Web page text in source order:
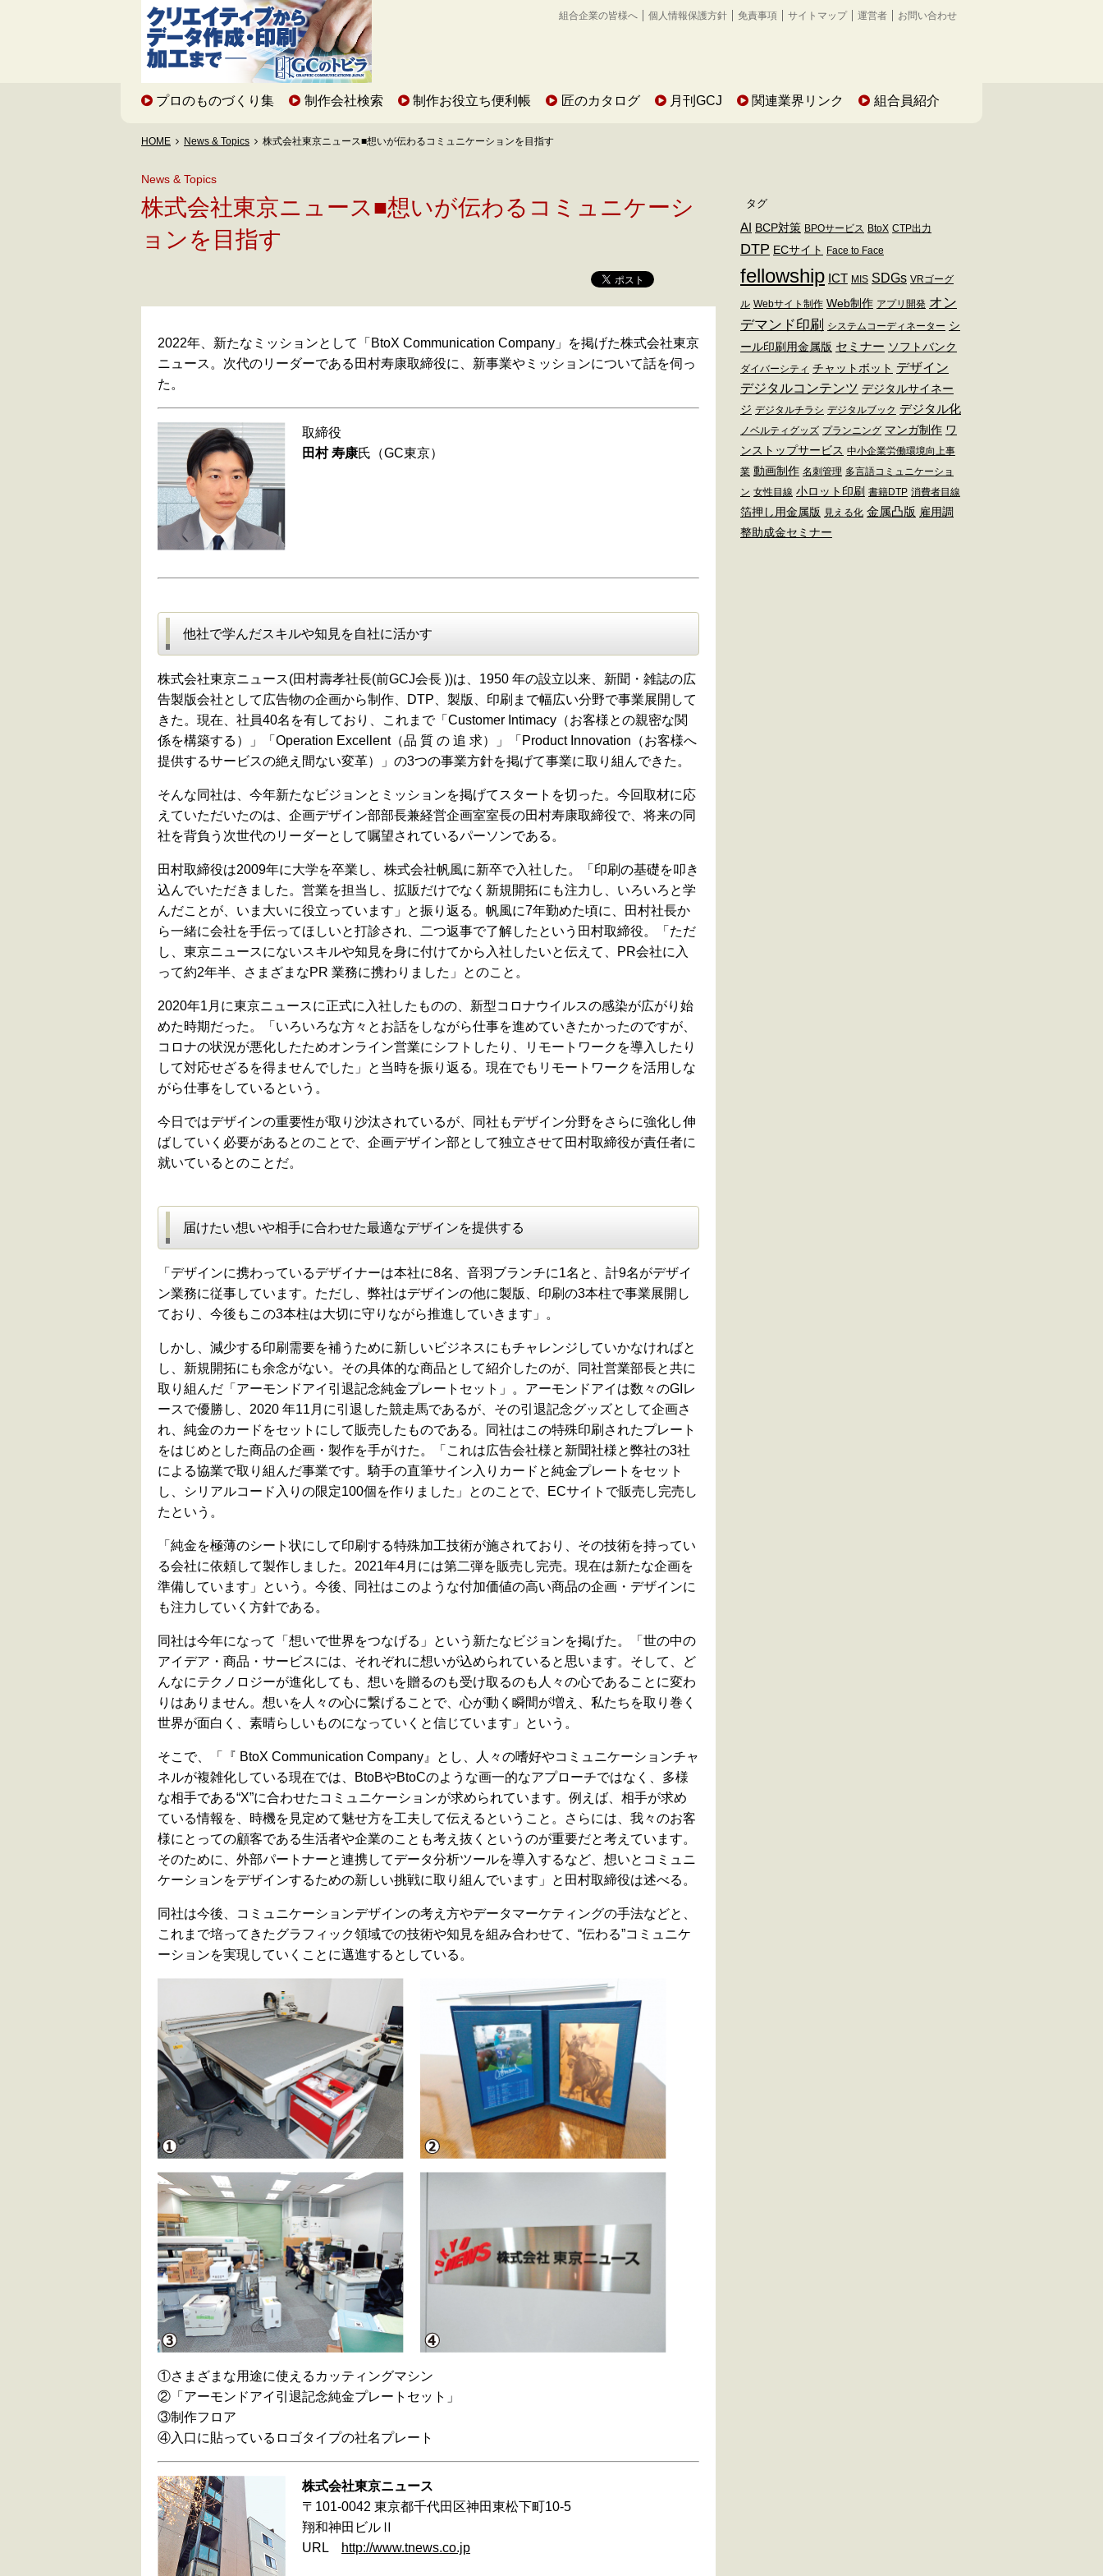
組合企業の皆様へ 個人情報保護方針 免責事項 サイトマップ 運営者 お問い合わせ
プロのものづくり集 制作会社検索 制作お役立ち便利帳 匠のカタログ 月刊GCJ 関連業界リンク 組合員紹介
HOME News & Topics 株式会社東京ニュース■想いが伝わるコミュニケーションを目指す
News & Topics
株式会社東京ニュース■想いが伝わるコミュニケーシ
ョンを目指す
2022年、新たなミッションとして「BtoX Communication Company」を掲げた株式会社東京
ニュース。次代のリーダーである田村寿康取締役に、新事業やミッションについて話を伺っ
た。
取締役
田村 寿康氏（GC東京）
他社で学んだスキルや知見を自社に活かす
株式会社東京ニュース(田村壽孝社長(前GCJ会長 ))は、1950 年の設立以来、新聞・雑誌の広
告製版会社として広告物の企画から制作、DTP、製版、印刷まで幅広い分野で事業展開して
きた。現在、社員40名を有しており、これまで「Customer Intimacy（お客様との親密な関
係を構築する）」「Operation Excellent（品 質 の 追 求）」「Product Innovation（お客様へ
提供するサービスの絶え間ない変革）」の3つの事業方針を掲げて事業に取り組んできた。
そんな同社は、今年新たなビジョンとミッションを掲げてスタートを切った。今回取材に応
えていただいたのは、企画デザイン部部長兼経営企画室室長の田村寿康取締役で、将来の同
社を背負う次世代のリーダーとして嘱望されているパーソンである。
田村取締役は2009年に大学を卒業し、株式会社帆風に新卒で入社した。「印刷の基礎を叩き
込んでいただきました。営業を担当し、拡販だけでなく新規開拓にも注力し、いろいろと学
んだことが、いま大いに役立っています」と振り返る。帆風に7年勤めた頃に、田村社長か
ら一緒に会社を手伝ってほしいと打診され、二つ返事で了解したという田村取締役。「ただ
し、東京ニュースにないスキルや知見を身に付けてから入社したいと伝えて、PR会社に入
って約2年半、さまざまなPR 業務に携わりました」とのこと。
2020年1月に東京ニュースに正式に入社したものの、新型コロナウイルスの感染が広がり始
めた時期だった。「いろいろな方々とお話をしながら仕事を進めていきたかったのですが、
コロナの状況が悪化したためオンライン営業にシフトしたり、リモートワークを導入したり
して対応せざるを得ませんでした」と当時を振り返る。現在でもリモートワークを活用しな
がら仕事をしているという。
今日ではデザインの重要性が取り沙汰されているが、同社もデザイン分野をさらに強化し伸
ばしていく必要があるとのことで、企画デザイン部として独立させて田村取締役が責任者に
就いているとのことだ。
届けたい想いや相手に合わせた最適なデザインを提供する
「デザインに携わっているデザイナーは本社に8名、音羽ブランチに1名と、計9名がデザイ
ン業務に従事しています。ただし、弊社はデザインの他に製版、印刷の3本柱で事業展開し
ており、今後もこの3本柱は大切に守りながら推進していきます」。
しかし、減少する印刷需要を補うために新しいビジネスにもチャレンジしていかなければと
し、新規開拓にも余念がない。その具体的な商品として紹介したのが、同社営業部長と共に
取り組んだ「アーモンドアイ引退記念純金プレートセット」。アーモンドアイは数々のGIレ
ースで優勝し、2020 年11月に引退した競走馬であるが、その引退記念グッズとして企画さ
れ、純金のカードをセットにして販売したものである。同社はこの特殊印刷されたプレート
をはじめとした商品の企画・製作を手がけた。「これは広告会社様と新聞社様と弊社の3社
による協業で取り組んだ事業です。騎手の直筆サイン入りカードと純金プレートをセット
し、シリアルコード入りの限定100個を作りました」とのことで、ECサイトで販売し完売し
たという。
「純金を極薄のシート状にして印刷する特殊加工技術が施されており、その技術を持ってい
る会社に依頼して製作しました。2021年4月には第二弾を販売し完売。現在は新たな企画を
準備しています」という。今後、同社はこのような付加価値の高い商品の企画・デザインに
も注力していく方針である。
同社は今年になって「想いで世界をつなげる」という新たなビジョンを掲げた。「世の中の
アイデア・商品・サービスには、それぞれに想いが込められていると思います。そして、ど
んなにテクノロジーが進化しても、想いを贈るのも受け取るのも人々の心であることに変わ
りはありません。想いを人々の心に繋げることで、心が動く瞬間が増え、私たちを取り巻く
世界が面白く、素晴らしいものになっていくと信じています」という。
そこで、「『 BtoX Communication Company』とし、人々の嗜好やコミュニケーションチャ
ネルが複雑化している現在では、BtoBやBtoCのような画一的なアプローチではなく、多様
な相手である“X”に合わせたコミュニケーションが求められています。例えば、相手が求め
ている情報を、時機を見定めて魅せ方を工夫して伝えるということ。さらには、我々のお客
様にとっての顧客である生活者や企業のことも考え抜くというのが重要だと考えています。
そのために、外部パートナーと連携してデータ分析ツールを導入するなど、想いとコミュニ
ケーションをデザインするための新しい挑戦に取り組んでいます」と田村取締役は述べる。
同社は今後、コミュニケーションデザインの考え方やデータマーケティングの手法などと、
これまで培ってきたグラフィック領域での技術や知見を組み合わせて、“伝わる”コミュニケ
ーションを実現していくことに邁進するとしている。
①さまざまな用途に使えるカッティングマシン
②「アーモンドアイ引退記念純金プレートセット」
③制作フロア
④入口に貼っているロゴタイプの社名プレート
株式会社東京ニュース
〒101-0042 東京都千代田区神田東松下町10-5
翔和神田ビルⅡ
URL
http://www.tnews.co.jp
タグ
AI BCP対策 BPOサービス BtoX CTP出力
DTP ECサイト Face to Face
fellowship ICT MIS SDGs VRゴーグ
ル Webサイト制作 Web制作 アプリ開発 オン
デマンド印刷
システムコーディネーター シ
ール印刷用金属版 セミナー ソフトバンク
ダイバーシティ チャットボット デザイン
デジタルコンテンツ デジタルサイネー
ジ デジタルチラシ デジタルブック デジタル化
ノベルティグッズ プランニング マンガ制作 ワ
ンストップサービス 中小企業労働環境向上事
業 動画制作 名刺管理 多言語コミュニケーショ
ン 女性目線 小ロット印刷 書籍DTP 消費者目線
箔押し用金属版 見える化 金属凸版 雇用調
整助成金セミナー